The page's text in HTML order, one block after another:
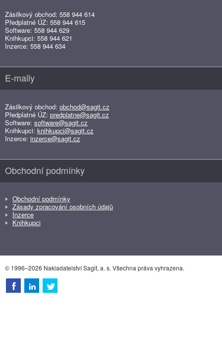
Zásilkový obchod: 558 944 614
Předplatné ÚZ: 558 944 615
Software: 558 944 629
Knihkupci: 558 944 621
Inzerce: 558 944 634
E-maily
Zásilkový obchod: obchod@sagit.cz
Předplatné ÚZ: predplatne@sagit.cz
Software: software@sagit.cz
Knihkupci: knihkupci@sagit.cz
Inzerce: inzerce@sagit.cz
Obchodní podmínky
Obchodní podmínky
Zásady zpracování osobních údajů
Inzerce
Knihkupci
© 1996–2026 Nakladatelství Sagit, a. s. Všechna práva vyhrazena.